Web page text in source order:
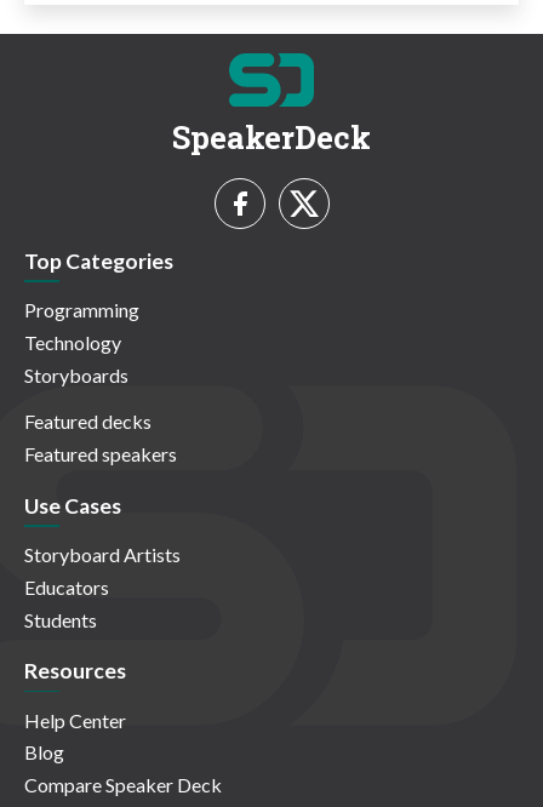
SpeakerDeck
Top Categories
Programming
Technology
Storyboards
Featured decks
Featured speakers
Use Cases
Storyboard Artists
Educators
Students
Resources
Help Center
Blog
Compare Speaker Deck